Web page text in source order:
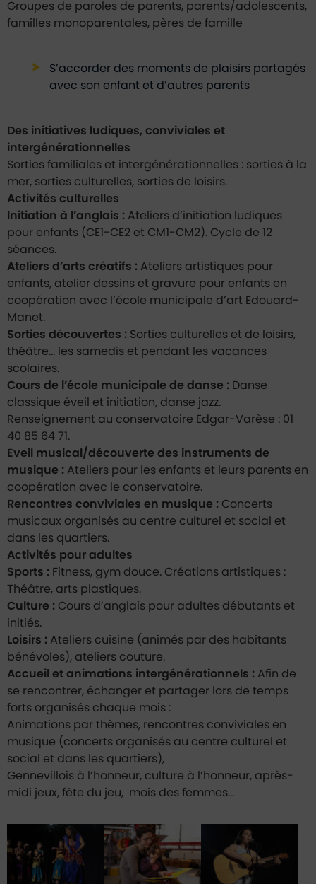
Groupes de paroles de parents, parents/adolescents,
familles monoparentales, pères de famille
S’accorder des moments de plaisirs partagés
avec son enfant et d’autres parents
Des initiatives ludiques, conviviales et
intergénérationnelles
Sorties familiales et intergénérationnelles : sorties à la
mer, sorties culturelles, sorties de loisirs.
Activités culturelles
Initiation à l’anglais : Ateliers d’initiation ludiques
pour enfants (CE1-CE2 et CM1-CM2). Cycle de 12
séances.
Ateliers d’arts créatifs : Ateliers artistiques pour
enfants, atelier dessins et gravure pour enfants en
coopération avec l’école municipale d’art Edouard-
Manet.
Sorties découvertes : Sorties culturelles et de loisirs,
théâtre… les samedis et pendant les vacances
scolaires.
Cours de l’école municipale de danse : Danse
classique éveil et initiation, danse jazz.
Renseignement au conservatoire Edgar-Varèse : 01
40 85 64 71.
Eveil musical/découverte des instruments de
musique : Ateliers pour les enfants et leurs parents en
coopération avec le conservatoire.
Rencontres conviviales en musique : Concerts
musicaux organisés au centre culturel et social et
dans les quartiers.
Activités pour adultes
Sports : Fitness, gym douce. Créations artistiques :
Théâtre, arts plastiques.
Culture : Cours d’anglais pour adultes débutants et
initiés.
Loisirs : Ateliers cuisine (animés par des habitants
bénévoles), ateliers couture.
Accueil et animations intergénérationnels : Afin de
se rencontrer, échanger et partager lors de temps
forts organisés chaque mois :
Animations par thèmes, rencontres conviviales en
musique (concerts organisés au centre culturel et
social et dans les quartiers),
Gennevillois à l’honneur, culture à l’honneur, après-
midi jeux, fête du jeu, mois des femmes…